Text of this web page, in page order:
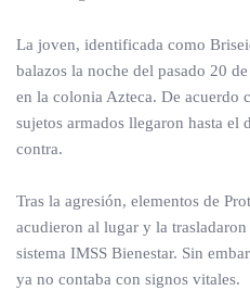
La joven, identificada como
balazos la noche del pasado 20
en la colonia Azteca. De acuerdo
sujetos armados llegaron hasta
contra.
Tras la agresión, elementos de
acudieron al lugar y la
sistema IMSS Bienestar. Sin
ya no contaba con signos vitales.